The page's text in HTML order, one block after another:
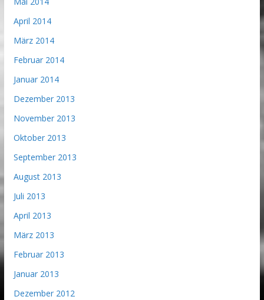
April 2014
März 2014
Februar 2014
Januar 2014
Dezember 2013
November 2013
Oktober 2013
September 2013
August 2013
Juli 2013
April 2013
März 2013
Februar 2013
Januar 2013
Dezember 2012